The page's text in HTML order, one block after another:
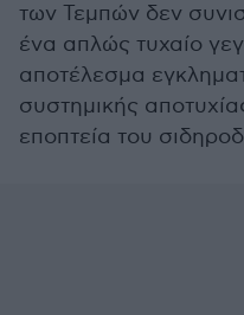
των Τεμπών δεν
ένα απλώς τυχαίο
αποτέλεσμα
συστημικής
εποπτεία του